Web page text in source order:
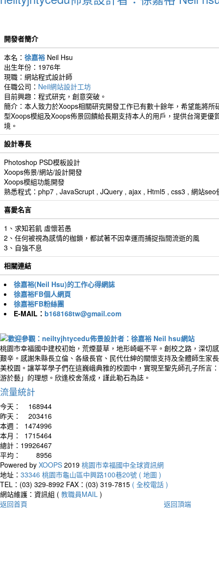
開發者簡介
本名： 徐嘉裕 Neil Hsu
出生年份：1976年
現職：網站程式設計師
任職公司： Neil網站設計工坊
目前興趣：程式研究，創意突破。
簡介：本人致力於Xoops相關研究開發工作已有數十餘年，希望能將所
型Xoops模組及Xoops佈景回饋給長期支持本人的用戶，提供台灣更優
境。
設計專長
Photoshop PSD模板設計
Xoops佈景/網站/設計開發
Xoops模組功能開發
熟悉程式：php7 , JavaScrupt , JQuery , ajax , Html5 , css3 , 網站seo
喜愛名言
1、求知若飢 虛懷若愚
2、任何被視為感情的枷鎖，都試著不因幸運而捕捉指間流逝的風
3、自強不息
相關連結
徐嘉裕(Neil Hsu)的工作心得網誌
徐嘉裕FB個人網頁
徐嘉裕FB粉絲團
E-MAIL： b168168tw@gmail.com
桃園市幸福國中建校初始，荒煙蔓草，地形崎嶇不平。創校之路，深切
艱辛。感謝朱縣長立倫、各級長官、民代仕紳的關懷支持及全體師生家
美校園。讓莘莘學子們在這巍峨典雅的校園中，實現至聖先師孔子所言
游於藝」的理想。欣逢校舍落成，謹此勒石為誌。
流量統計
今天：
168944
昨天：
203416
本週：
1474996
本月：
1715464
總計： 19926467
平均：
8956
Powered by XOOPS 2019 桃園市幸福國中全球資訊網
地址： 33346 桃園市龜山區中興路100巷20號 ( 地圖 )
TEL：(03) 329-8992 FAX：(03) 319-7815 ( 全校電話 )
網站維護：資訊組 ( 教職員MAIL )
返回首頁
返回頂端